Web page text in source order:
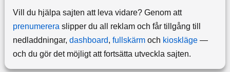
Vill du hjälpa sajten att leva vidare? Genom att
prenumereraslipper du all reklam och får tillgång till
nedladdningar, dashboard, fullskärmoch kioskläge—
och du gör det möjligt att fortsätta utveckla sajten.